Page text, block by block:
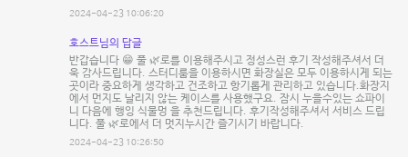
2024-04-23 10:06:20
호스트님의 답글
반갑습니다 😁 풀 🌿로를 이용해주시고 정성스런 후기 작성해주셔서 더
욱 감사드립니다. 스터디룸을 이용하시면 화장실은 모두 이용하시게 되는
곳이라 중요하게 생각하고 건조하고 항기롭게 관리하고 있습니다.화장지
에서 먼지도 날리지 않는 케이스를 사용했구요. 잠시 누을수있는 쇼파이
니 다음에 행잉 식물멍 을 추천드립니다. 후기작성해주셔서 서비스 드립
니다. 풀 🌿로에서 더 멋지누시간 즐기시기 바랍니다.
2024-04-23 10:26:50